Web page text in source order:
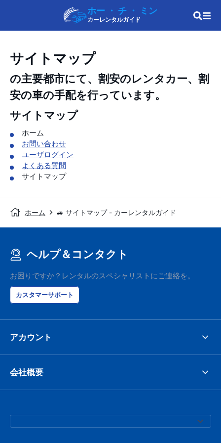
ホー ・ チ ・ ミン
カーレンタルガイド
サイトマップ
の主要都市にて、割安のレンタカー、割
安の車の手配を行っています。
サイトマップ
ホーム
お問い合わせ
ユーザログイン
よくある質問
サイトマップ
ホーム 🚙 サイトマップ - カーレンタルガイド
ヘルプ＆コンタクト
お困りですか？レンタルのスペシャリストにご連絡を。
カスタマーサポート
アカウント
会社概要